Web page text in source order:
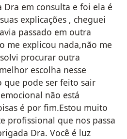
Dra em consulta e foi ela é
explicações , cheguei
passado em outra
me explicou nada,não me
procurar outra
escolha nesse
pode ser feito sair
não está
é por fim.Estou muito
profissional que nos passa
Dra. Você é luz